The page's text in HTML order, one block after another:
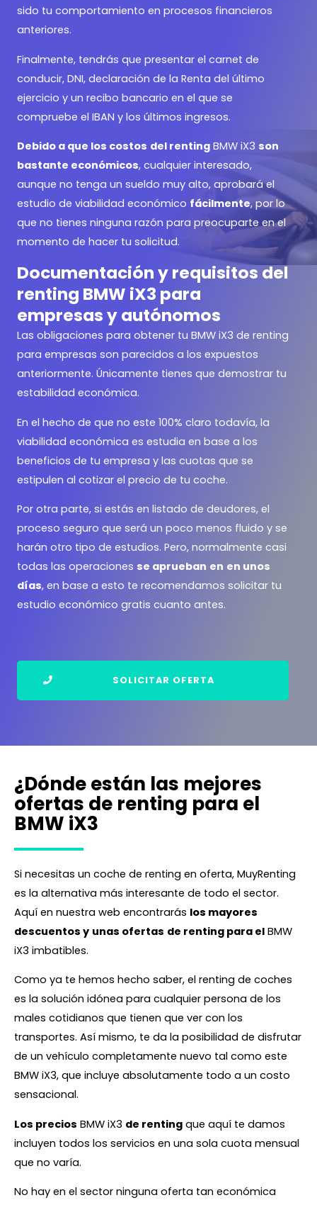
sido tu comportamiento en procesos financieros
anteriores.
Finalmente, tendrás que presentar el carnet de
conducir, DNI, declaración de la Renta del último
ejercicio y un recibo bancario en el que se
compruebe el IBAN y los últimos ingresos.
Debido a que los costos del renting BMW iX3 son
bastante económicos, cualquier interesado,
aunque no tenga un sueldo muy alto, aprobará el
estudio de viabilidad económico fácilmente, por lo
que no tienes ninguna razón para preocuparte en el
momento de hacer tu solicitud.
Documentación y requisitos del
renting BMW iX3 para
empresas y autónomos
Las obligaciones para obtener tu BMW iX3 de renting
para empresas son parecidos a los expuestos
anteriormente. Únicamente tienes que demostrar tu
estabilidad económica.
En el hecho de que no este 100% claro todavía, la
viabilidad económica es estudia en base a los
beneficios de tu empresa y las cuotas que se
estipulen al cotizar el precio de tu coche.
Por otra parte, si estás en listado de deudores, el
proceso seguro que será un poco menos fluido y se
harán otro tipo de estudios. Pero, normalmente casi
todas las operaciones se aprueban en en unos
días, en base a esto te recomendamos solicitar tu
estudio económico gratis cuanto antes.
SOLICITAR OFERTA
¿Dónde están las mejores
ofertas de renting para el
BMW iX3
Si necesitas un coche de renting en oferta, MuyRenting
es la alternativa más interesante de todo el sector.
Aquí en nuestra web encontrarás los mayores
descuentos y unas ofertas de renting para el BMW
iX3 imbatibles.
Como ya te hemos hecho saber, el renting de coches
es la solución idónea para cualquier persona de los
males cotidianos que tienen que ver con los
transportes. Así mismo, te da la posibilidad de disfrutar
de un vehículo completamente nuevo tal como este
BMW iX3, que incluye absolutamente todo a un costo
sensacional.
Los precios BMW iX3 de renting que aquí te damos
incluyen todos los servicios en una sola cuota mensual
que no varía.
No hay en el sector ninguna oferta tan económica